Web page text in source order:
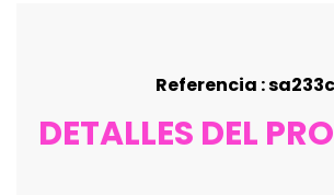
Referencia : sa233c
DETALLES DEL